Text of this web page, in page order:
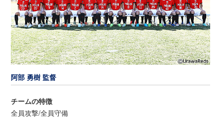
阿部 勇樹 監督
チームの特徴
全員攻撃/全員守備